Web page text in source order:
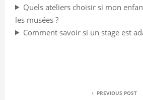
Quels ateliers choisir si mon
les musées ?
Comment savoir si un stage est
PREVIOUS POST